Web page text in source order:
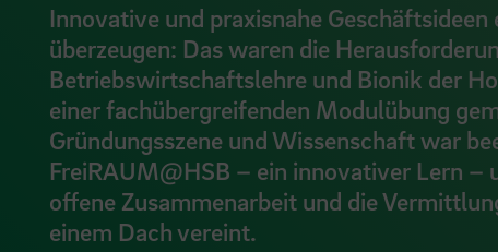
Innovative und praxisnahe
überzeugen: Das waren die
Betriebswirtschaftslehre und Bionik der
einer fachübergreifenden Modulübung
Gründungsszene und Wissenschaft war
FreiRAUM@HSB – ein innovativer Lern
offene Zusammenarbeit und die
einem Dach vereint.